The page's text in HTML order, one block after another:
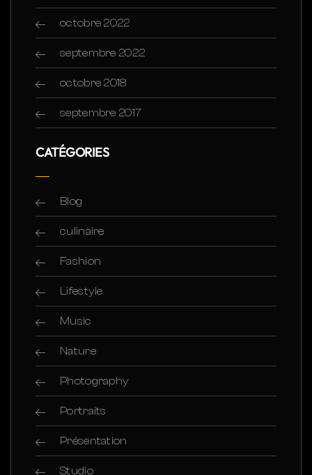
octobre 2022
septembre 2022
octobre 2018
septembre 2017
CATÉGORIES
Blog
culinaire
Fashion
Lifestyle
Music
Nature
Photography
Portraits
Présentation
Studio